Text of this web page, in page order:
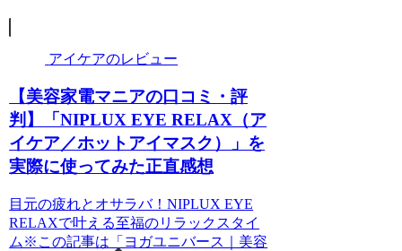
アイケアのレビュー
【美容家電マニアの口コミ・評
判】「NIPLUX EYE RELAX（ア
イケア／ホットアイマスク）」を
実際に使ってみた正直感想
目元の疲れとオサラバ！NIPLUX EYE
RELAXで叶える至福のリラックスタイ
ム※この記事は「ヨガユニバース｜美容